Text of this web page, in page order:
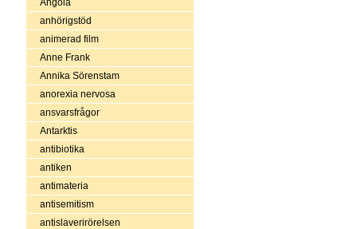
Angola
anhörigstöd
animerad film
Anne Frank
Annika Sörenstam
anorexia nervosa
ansvarsfrågor
Antarktis
antibiotika
antiken
antimateria
antisemitism
antislaverirörelsen